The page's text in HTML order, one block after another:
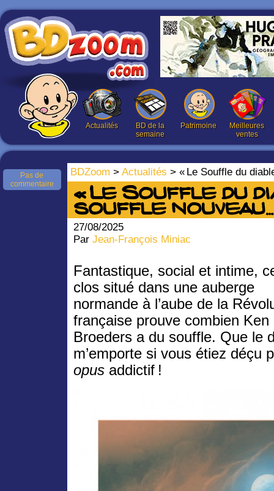
Actualités
BD de la
semaine
Patrimoine
Meilleures
ventes
BDZoom > Actualités > « Le Souffle du
Pas de
commentaire
« Le Souffle du
souffle nouveau…
27/08/2025
Par Jean-François Miniac
Fantastique, social et intime,
clos situé dans une auberge
normande à l’aube de la
française prouve combien Ken
Broeders a du souffle. Que le
m’emporte si vous étiez déçu
opus addictif !